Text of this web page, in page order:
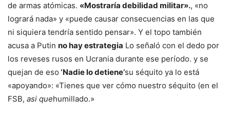
de armas atómicas. «Mostraría debilidad militar»., «no
logrará nada» y «puede causar consecuencias en las que
ni siquiera tendría sentido pensar». Y el topo también
acusa a Putin no hay estrategia Lo señaló con el dedo por
los reveses rusos en Ucrania durante ese período. y se
quejan de eso ‘Nadie lo detiene’su séquito ya lo está
«apoyando»: «Tienes que ver cómo nuestro séquito (en el
FSB, asi quehumillado.»